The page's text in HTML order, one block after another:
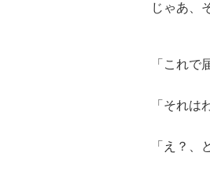
じゃあ、
「これで
「それは
「え？、